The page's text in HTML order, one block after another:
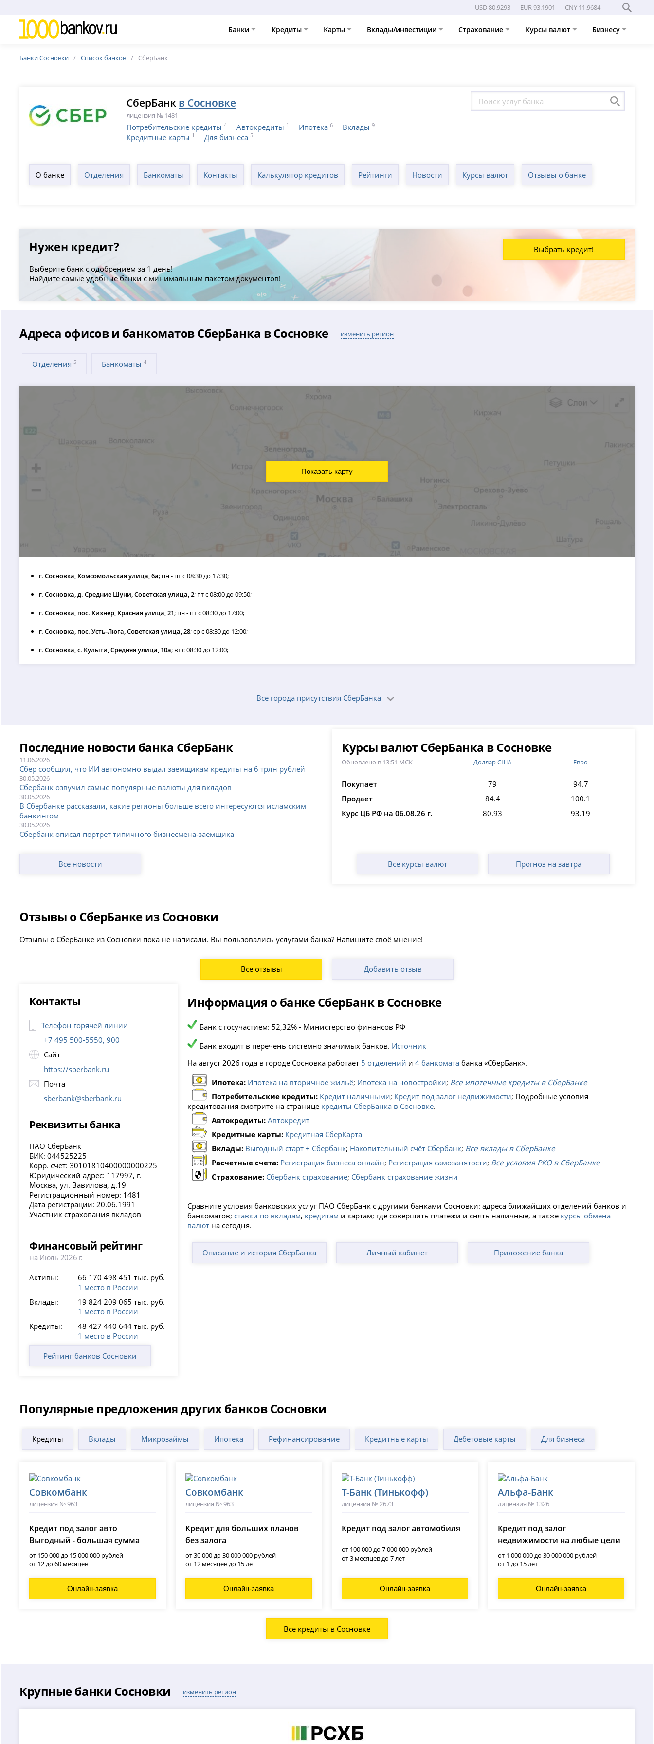
USD 80.9293 EUR 93.1901 CNY 11.9684
Банки Кредиты Карты Вклады/инвестиции Страхование Курсы валют Бизнесу
Банки Сосновки Список банков СберБанк
СберБанк в Сосновке
лицензия № 1481
Потребительские кредиты 4 Автокредиты 1 Ипотека 6 Вклады 9
Кредитные карты 1 Для бизнеса 5
О банке Отделения Банкоматы Контакты Калькулятор кредитов Рейтинги Новости Курсы валют Отзывы о банке
Нужен кредит?
Выберите банк с одобрением за 1 день!
Найдите самые удобные банки с минимальным пакетом документов!
Выбрать кредит!
Адреса офисов и банкоматов СберБанка в Сосновке изменить регион
Отделения 5 Банкоматы4
г. Сосновка, Комсомольская улица, 6а; пн - пт с 08:30 до 17:30;
г. Сосновка, д. Средние Шуни, Советская улица, 2; пт с 08:00 до 09:50;
г. Сосновка, пос. Кизнер, Красная улица, 21; пн - пт с 08:30 до 17:00;
г. Сосновка, пос. Усть-Люга, Советская улица, 28; ср с 08:30 до 12:00;
г. Сосновка, с. Кулыги, Средняя улица, 10а; вт с 08:30 до 12:00;
Показать карту
Все города присутствия СберБанка
Последние новости банка СберБанк
11.06.2026
Сбер сообщил, что ИИ автономно выдал заемщикам кредиты на 6 трлн рублей
30.05.2026
Сбербанк озвучил самые популярные валюты для вкладов
30.05.2026
В Сбербанке рассказали, какие регионы больше всего интересуются исламским
банкингом
30.05.2026
Сбербанк описал портрет типичного бизнесмена-заемщика
Все новости
Курсы валют СберБанка в Сосновке
Обновлено в 13:51 МСК Доллар США Евро
Покупает 79
94.7
Продает
84.4
100.1
Курс ЦБ РФ на 06.08.26 г.
80.93 93.19
Все курсы валют Прогноз на завтра
Отзывы о СберБанке из Сосновки
Отзывы о СберБанке из Сосновки пока не написали. Вы пользовались услугами банка? Напишите своё мнение!
Все отзывы Добавить отзыв
Контакты
Телефон горячей линии
+7 495 500-5550, 900
Сайт
https://sberbank.ru
Почта
sberbank@sberbank.ru
Реквизиты банка
ПАО СберБанк
БИК: 044525225
Корр. счет: 30101810400000000225
Юридический адрес: 117997, г.
Москва, ул. Вавилова, д.19
Регистрационный номер: 1481
Дата регистрации: 20.06.1991
Участник страхования вкладов
Финансовый рейтинг
на Июль 2026 г.
Активы:
66 170 498 451 тыс. руб.
1 место в России
Вклады:
19 824 209 065 тыс. руб.
1 место в России
Кредиты:
48 427 440 644 тыс. руб.
1 место в России
Рейтинг банков Сосновки
Информация о банке СберБанк в Сосновке
Банк с госучастием: 52,32% - Министерство финансов РФ
Банк входит в перечень системно значимых банков. Источник
На август 2026 года в городе Сосновка работает 5 отделений и4 банкомата банка «СберБанк».
Ипотека: Ипотека на вторичное жильё; Ипотека на новостройки; Все ипотечные кредиты в СберБанке
Потребительские кредиты: Кредит наличными; Кредит под залог недвижимости; Подробные условия
кредитования смотрите на странице кредиты СберБанка в Сосновке.
Автокредиты:Автокредит
Кредитные карты: Кредитная СберКарта
Вклады: Выгодный старт + Сбербанк; Накопительный счёт Сбербанк; Все вклады в СберБанке
Расчетные счета: Регистрация бизнеса онлайн; Регистрация самозанятости; Все условия РКО в СберБанке
Страхование: Сбербанк страхование; Сбербанк страхование жизни
Сравните условия банковских услуг ПАО СберБанк с другими банками Сосновки: адреса ближайших отделений банков и
банкоматов; ставки по вкладам, кредитам и картам; где совершить платежи и снять наличные, а также курсы обмена
валют на сегодня.
Описание и история СберБанка Личный кабинет Приложение банка
Популярные предложения других банков Сосновки
Кредиты Вклады Микрозаймы Ипотека Рефинансирование Кредитные карты Дебетовые карты Для бизнеса
Совкомбанк
лицензия № 963
Кредит под залог авто
Выгодный - большая сумма
от 150 000 до 15 000 000 рублей
от 12 до 60 месяцев
Онлайн-заявка
Совкомбанк
лицензия № 963
Кредит для больших планов
без залога
от 30 000 до 30 000 000 рублей
от 12 месяцев до 15 лет
Онлайн-заявка
Т-Банк (Тинькофф)
лицензия № 2673
Кредит под залог автомобиля
от 100 000 до 7 000 000 рублей
от 3 месяцев до 7 лет
Онлайн-заявка
Альфа-Банк
лицензия № 1326
Кредит под залог
недвижимости на любые цели
от 1 000 000 до 30 000 000 рублей
от 1 до 15 лет
Онлайн-заявка
Все кредиты в Сосновке
Крупные банки Сосновки изменить регион